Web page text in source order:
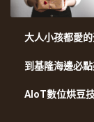
大人小孩都愛
到基隆海邊必
AIoT數位烘豆